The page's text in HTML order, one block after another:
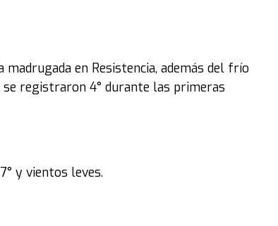
en Resistencia, además del frío
se registraron 4° durante las primeras
y vientos leves.